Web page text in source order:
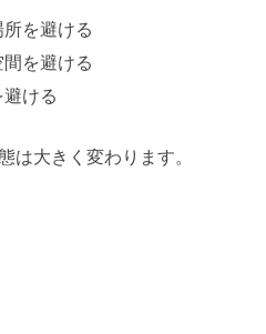
を避ける
を避ける
ける
は大きく変わります。